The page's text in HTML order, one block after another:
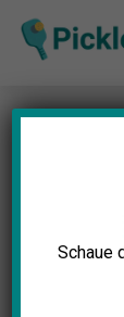
Zum
Inhalt
Schaue